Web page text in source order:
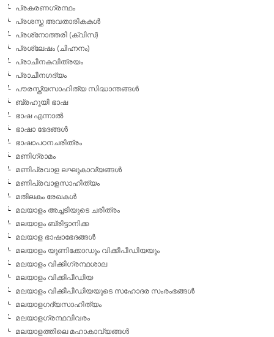
പ്രകരണഗ്രന്ഥം
പ്രശസ്ത അവതാരികകള്‍
പ്രശ്‌നോത്തരി (ക്വിസ്)
പ്രശ്ലേഷം (ചിഹ്നനം)
പ്രാചീനകവിത്രയം
പ്രാചീനഗദ്യം
പൗരസ്ത്യസാഹിത്യ സിദ്ധാന്തങ്ങള്‍
ബ്രഹൂയി ഭാഷ
ഭാഷ എന്നാല്‍
ഭാഷാ ഭേദങ്ങള്‍
ഭാഷാപഠനചരിത്രം
മണിഗ്രാമം
മണിപ്രവാള ലഘുകാവ്യങ്ങള്‍
മണിപ്രവാളസാഹിത്യം
മതിലകം രേഖകള്‍
മലയാളം അച്ചടിയുടെ ചരിത്രം
മലയാളം ബ്രിട്ടാനിക്ക
മലയാള ഭാഷാഭേദങ്ങള്‍
മലയാളം യൂണിക്കോഡും വിക്കീപീഡിയയും
മലയാളം വിക്കിഗ്രന്ഥശാല
മലയാളം വിക്കിപീഡിയ
മലയാളം വിക്കീപീഡിയയുടെ സഹോദര സംരംഭങ്ങള്‍
മലയാളഗദ്യസാഹിത്യം
മലയാളഗ്രന്ഥവിവരം
മലയാളത്തിലെ മഹാകാവ്യങ്ങള്‍